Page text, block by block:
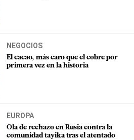
NEGOCIOS
El cacao, más caro que el cobre por
primera vez en la historia
EUROPA
Ola de rechazo en Rusia contra la
comunidad tayika tras el atentado